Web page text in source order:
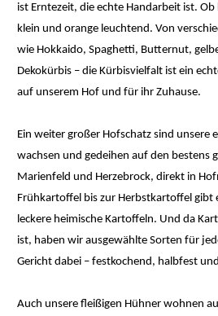
ist Erntezeit, die echte Handarbeit ist.
klein und orange leuchtend. Von
wie Hokkaido, Spaghetti, Butternut,
Dekokürbis – die Kürbisvielfalt ist ein
auf unserem Hof und für ihr Zuhause.
Ein weiter großer Hofschatz sind unsere
wachsen und gedeihen auf den bestens
Marienfeld und Herzebrock, direkt in
Frühkartoffel bis zur Herbstkartoffel gibt
leckere heimische Kartoffeln. Und da
ist, haben wir ausgewählte Sorten für
Gericht dabei – festkochend, halbfest
Auch unsere fleißigen Hühner wohnen